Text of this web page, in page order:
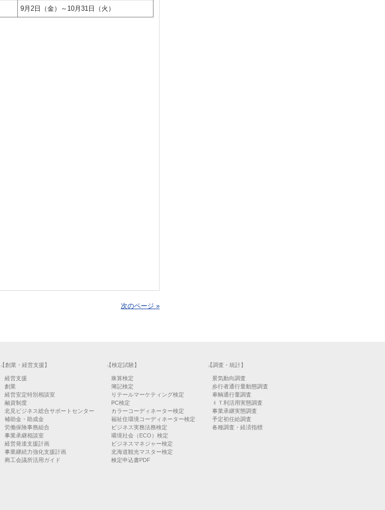
9月2日（金）～10月31日（火）
次のページ »
【創業・経営支援】
経営支援
創業
経営安定特別相談室
融資制度
北見ビジネス総合サポートセンター
補助金・助成金
労働保険事務組合
事業承継相談室
経営発達支援計画
事業継続力強化支援計画
商工会議所活用ガイド
【検定試験】
珠算検定
簿記検定
リテールマーケティング検定
PC検定
カラーコーディネーター検定
福祉住環境コーディネーター検定
ビジネス実務法務検定
環境社会（ECO）検定
ビジネスマネジャー検定
北海道観光マスター検定
検定申込書PDF
【調査・統計】
景気動向調査
歩行者通行量動態調査
車輌通行量調査
ＩＴ利活用実態調査
事業承継実態調査
予定初任給調査
各種調査・経済指標